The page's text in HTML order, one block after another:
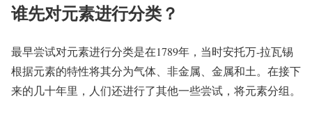
谁先对元素进行分类？
最早尝试对元素进行分类是在1789年，当时安托万-拉瓦锡
根据元素的特性将其分为气体、非金属、金属和土。在接下
来的几十年里，人们还进行了其他一些尝试，将元素分组。